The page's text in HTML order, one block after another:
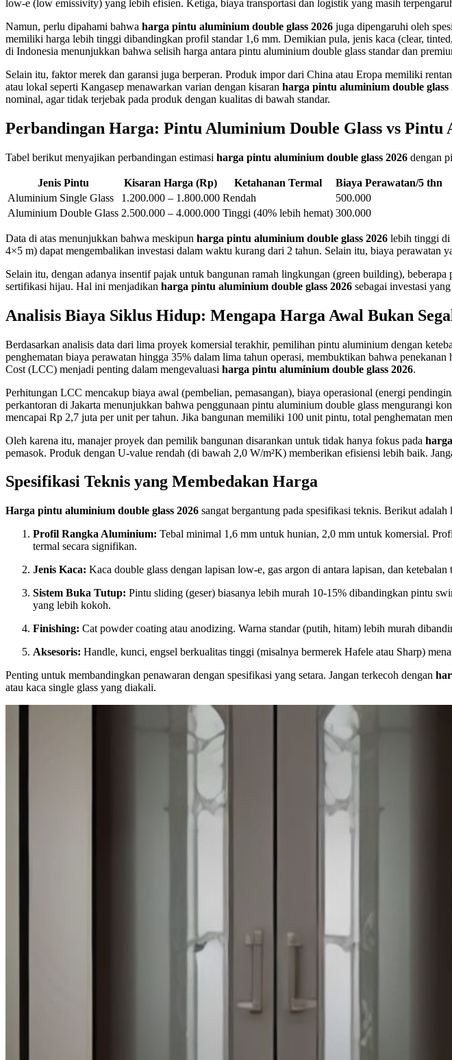
low-e (low emissivity) yang lebih efisien. Ketiga, biaya transportasi dan logistik yang masih
Namun, perlu dipahami bahwa harga pintu aluminium double glass 2026 juga dipengaruhi oleh
memiliki harga lebih tinggi dibandingkan profil standar 1,6 mm. Demikian pula, jenis kaca (clear,
di Indonesia menunjukkan bahwa selisih harga antara pintu aluminium double glass standar dan
Selain itu, faktor merek dan garansi juga berperan. Produk impor dari China atau Eropa memiliki
atau lokal seperti Kangasep menawarkan varian dengan kisaran harga pintu aluminium double glass
nominal, agar tidak terjebak pada produk dengan kualitas di bawah standar.
Perbandingan Harga: Pintu Aluminium Double Glass vs Pintu
Tabel berikut menyajikan perbandingan estimasi harga pintu aluminium double glass 2026 dengan
Jenis Pintu Kisaran Harga (Rp) Ketahanan Termal
Biaya Perawatan/5 thn
Aluminium Single Glass
1.200.000 – 1.800.000 Rendah
500.000
Aluminium Double Glass 2.500.000 – 4.000.000 Tinggi (40% lebih hemat) 300.000
Data di atas menunjukkan bahwa meskipun harga pintu aluminium double glass 2026 lebih tinggi di
4×5 m) dapat mengembalikan investasi dalam waktu kurang dari 2 tahun. Selain itu, biaya perawatan
Selain itu, dengan adanya insentif pajak untuk bangunan ramah lingkungan (green building),
sertifikasi hijau. Hal ini menjadikan harga pintu aluminium double glass 2026 sebagai investasi
Analisis Biaya Siklus Hidup: Mengapa Harga Awal Bukan
Berdasarkan analisis data dari lima proyek komersial terakhir, pemilihan pintu aluminium dengan
penghematan biaya perawatan hingga 35% dalam lima tahun operasi, membuktikan bahwa
Cost (LCC) menjadi penting dalam mengevaluasi harga pintu aluminium double glass 2026.
Perhitungan LCC mencakup biaya awal (pembelian, pemasangan), biaya operasional (energi
perkantoran di Jakarta menunjukkan bahwa penggunaan pintu aluminium double glass mengurangi
mencapai Rp 2,7 juta per unit per tahun. Jika bangunan memiliki 100 unit pintu, total penghematan
Oleh karena itu, manajer proyek dan pemilik bangunan disarankan untuk tidak hanya fokus pada
pemasok. Produk dengan U-value rendah (di bawah 2,0 W/m²K) memberikan efisiensi lebih baik.
Spesifikasi Teknis yang Membedakan Harga
Harga pintu aluminium double glass 2026 sangat bergantung pada spesifikasi teknis. Berikut
Profil Rangka Aluminium: Tebal minimal 1,6 mm untuk hunian, 2,0 mm untuk komersial.
termal secara signifikan.
Jenis Kaca: Kaca double glass dengan lapisan low-e, gas argon di antara lapisan, dan
Sistem Buka Tutup: Pintu sliding (geser) biasanya lebih murah 10-15% dibandingkan pintu
yang lebih kokoh.
Finishing: Cat powder coating atau anodizing. Warna standar (putih, hitam) lebih murah
Aksesoris: Handle, kunci, engsel berkualitas tinggi (misalnya bermerek Hafele atau Sharp)
Penting untuk membandingkan penawaran dengan spesifikasi yang setara. Jangan terkecoh dengan
atau kaca single glass yang diakali.